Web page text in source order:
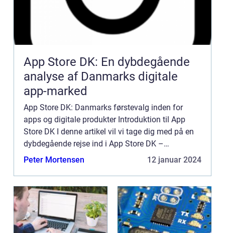
App Store DK: En dybdegående
analyse af Danmarks digitale
app-marked
App Store DK: Danmarks førstevalg inden for
apps og digitale produkter Introduktion til App
Store DK I denne artikel vil vi tage dig med på en
dybdegående rejse ind i App Store DK –
Danmarks førende platform for download af apps
Peter Mortensen 12 januar 2024